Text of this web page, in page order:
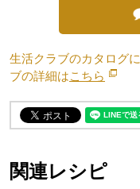
生活クラブのカタログ
ブの詳細はこちら 別の
関連レシピ